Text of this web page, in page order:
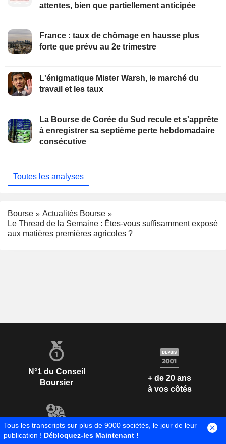
attentes, bien que partiellement anticipée
France : taux de chômage en hausse plus
forte que prévu au 2e trimestre
L'énigmatique Mister Warsh, le marché du
travail et les taux
La Bourse de Corée du Sud recule et s'apprête
à enregistrer sa septième perte hebdomadaire
consécutive
Toutes les analyses
Bourse
Actualités Bourse
Le Thread de la Semaine : Êtes-vous suffisamment exposé
aux matières premières agricoles ?
N°1 du Conseil
Boursier
+ de 20 ans
à vos côtés
+ 1 300 000
Tous les transcripts sur plus de 9000 sociétés, le jour de leur
publication ! Débloquez-les Maintenant !